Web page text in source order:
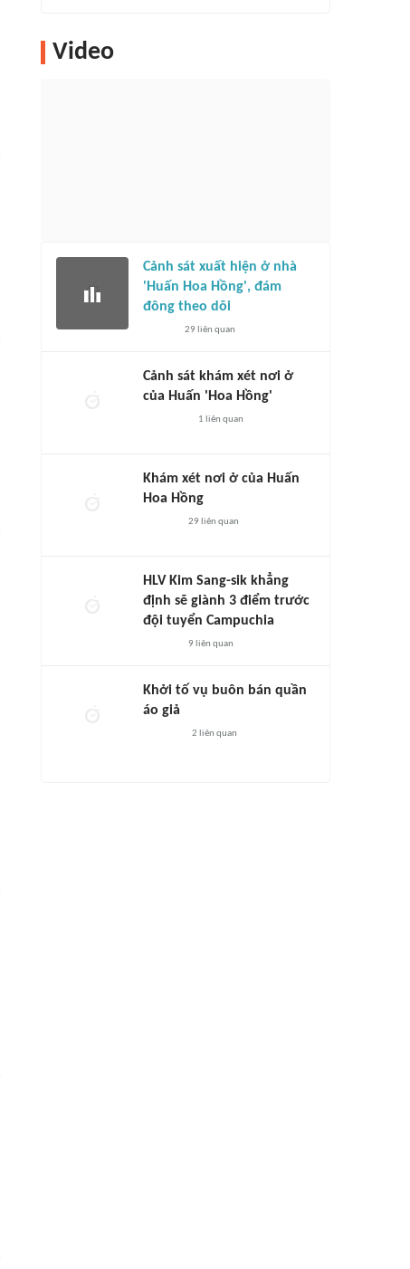
Video
Cảnh sát xuất hiện ở nhà
'Huấn Hoa Hồng', đám
đông theo dõi
29 liên quan
Cảnh sát khám xét nơi ở
của Huấn 'Hoa Hồng'
1 liên quan
Khám xét nơi ở của Huấn
Hoa Hồng
29 liên quan
HLV Kim Sang-sik khẳng
định sẽ giành 3 điểm trước
đội tuyển Campuchia
9 liên quan
Khởi tố vụ buôn bán quần
áo giả
2 liên quan